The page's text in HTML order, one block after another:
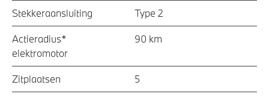
Stekkeraansluiting Type 2
Actieradius*
elektromotor
90 km
Zitplaatsen 5